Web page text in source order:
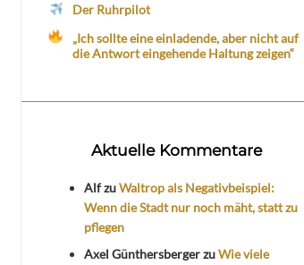
Der Ruhrpilot
„Ich sollte eine einladende, aber nicht auf
die Antwort eingehende Haltung zeigen“
Aktuelle Kommentare
AlfzuWaltrop als Negativbeispiel:
Wenn die Stadt nur noch mäht, statt zu
pflegen
Axel GünthersbergerzuWie viele